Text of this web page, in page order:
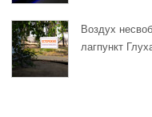
Воздух
лагпункт